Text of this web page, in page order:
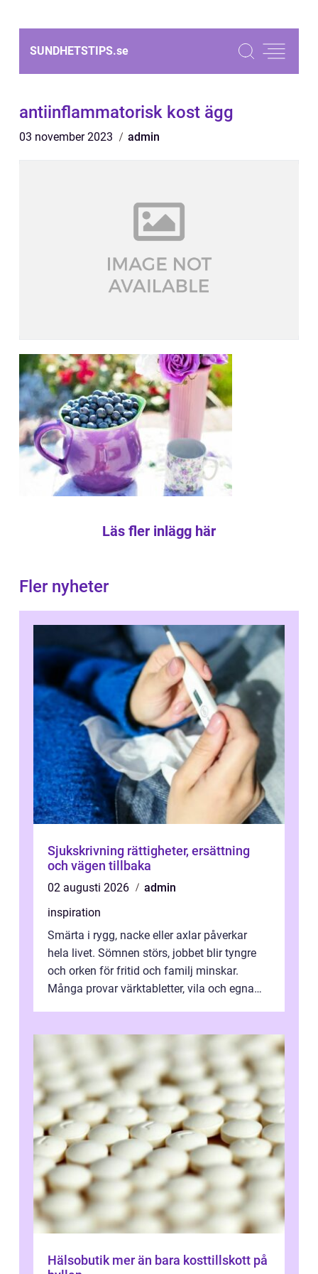
SUNDHETSTIPS.se
antiinflammatorisk kost ägg
03 november 2023 admin
Läs fler inlägg här
Fler nyheter
Sjukskrivning rättigheter, ersättning
och vägen tillbaka
02 augusti 2026
admin
inspiration
Smärta i rygg, nacke eller axlar påverkar
hela livet. Sömnen störs, jobbet blir tyngre
och orken för fritid och familj minskar.
Många provar värktabletter, vila och egna
Hälsobutik mer än bara kosttillskott på